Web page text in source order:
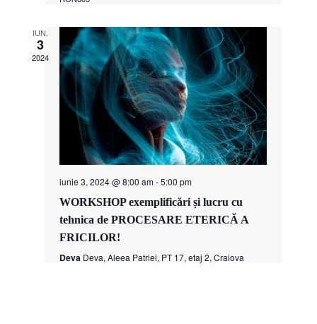
IUN.
3
2024
iunie 3, 2024 @ 8:00 am-5:00 pm
WORKSHOP exemplificări și lucru cu
tehnica de PROCESARE ETERICĂ A
FRICILOR!
Deva Deva, Aleea Patriei, PT 17, etaj 2, Craiova